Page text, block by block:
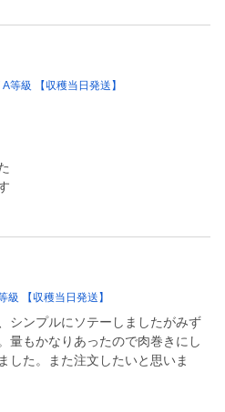
等級 【収穫当日発送】
級 【収穫当日発送】
シンプルにソテーしましたがみず
量もかなりあったので肉巻きにし
した。また注文したいと思いま